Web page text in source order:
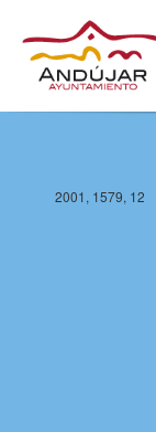
2001, 1579, 12